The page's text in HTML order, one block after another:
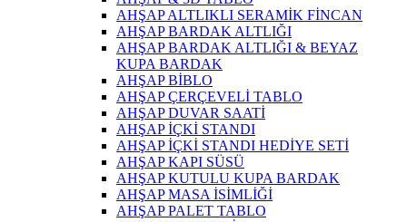
AHŞAP ALTLIKLI SERAMİK FİNCAN
AHŞAP BARDAK ALTLIĞI
AHŞAP BARDAK ALTLIĞI & BEYAZ
KUPA BARDAK
AHŞAP BİBLO
AHŞAP ÇERÇEVELİ TABLO
AHŞAP DUVAR SAATİ
AHŞAP İÇKİ STANDI
AHŞAP İÇKİ STANDI HEDİYE SETİ
AHŞAP KAPI SÜSÜ
AHŞAP KUTULU KUPA BARDAK
AHŞAP MASA İSİMLİĞİ
AHŞAP PALET TABLO